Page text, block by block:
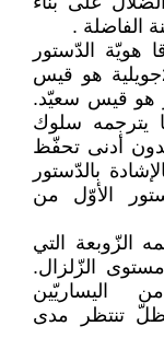
الفاضلة .
هويّة الدّستور
وفلسفته والمبادئ التي يتّكئ عليها. 25جويلية هو قيس
هو قيس سعيّد.
يترجمه سلوك
دستور 30 جوان بدون أدنى تحفّظ
بالدّستور
الأوّل من
الزّوبعة التي
الزّلزال.
تنتظر مدى